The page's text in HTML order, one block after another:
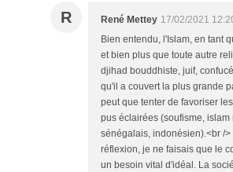
R René Mettey 17/02/2021
Bien entendu, l'Islam, en tant
et bien plus que toute autre
djihad bouddhiste, juif,
qu'il a couvert la plus grande
peut que tenter de favoriser
pus éclairées (soufisme, islam
sénégalais, indonésien).<br /
réflexion, je ne faisais que le
un besoin vital d'idéal. La